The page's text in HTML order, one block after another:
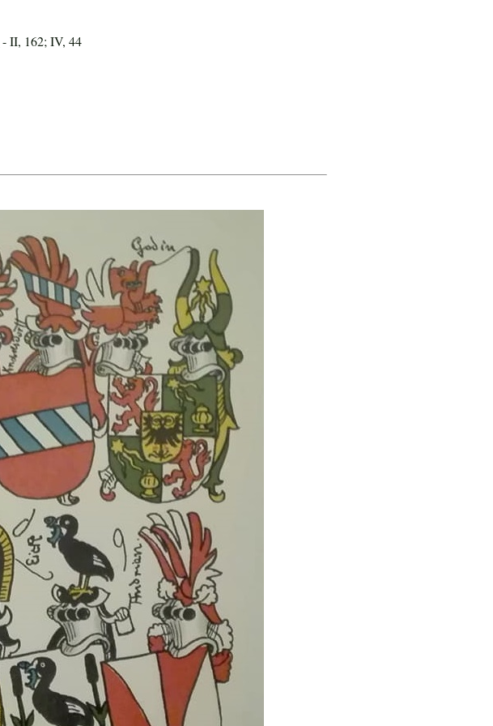
- II, 162; IV, 44